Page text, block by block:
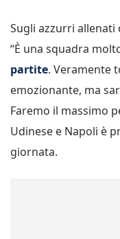
Sugli azzurri allenati
“È una squadra
partite. Veramente
emozionante, ma
Faremo il massimo
Udinese e Napoli è
giornata.